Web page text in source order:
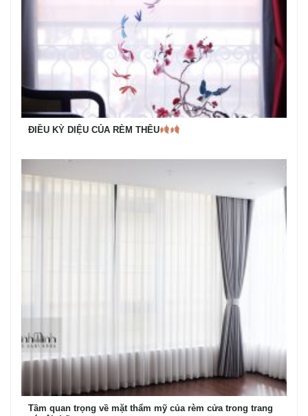
ĐIỀU KỲ DIỆU CỦA RÈM THÊU
Tầm quan trọng về mặt thẩm mỹ của rèm cửa trong trang